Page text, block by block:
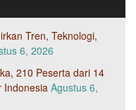
Tren, Teknologi,
6, 2026
210 Peserta dari 14
Indonesia Agustus 6,